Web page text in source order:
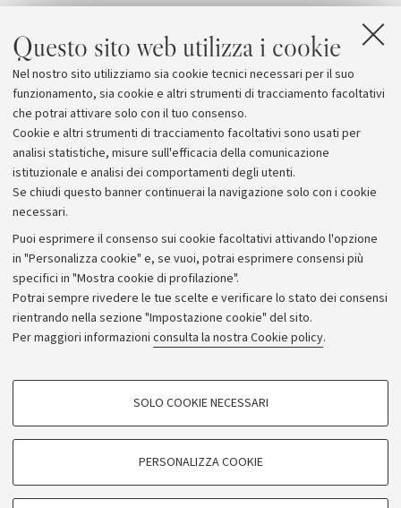
Questo sito web utilizza i cookie
Nel nostro sito utilizziamo sia cookie tecnici necessari per il suo
funzionamento, sia cookie e altri strumenti di tracciamento facoltativi
che potrai attivare solo con il tuo consenso.
Cookie e altri strumenti di tracciamento facoltativi sono usati per
analisi statistiche, misure sull'efficacia della comunicazione
istituzionale e analisi dei comportamenti degli utenti.
Se chiudi questo banner continuerai la navigazione solo con i cookie
necessari.
Puoi esprimere il consenso sui cookie facoltativi attivando l'opzione
in "Personalizza cookie" e, se vuoi, potrai esprimere consensi più
specifici in "Mostra cookie di profilazione".
Potrai sempre rivedere le tue scelte e verificare lo stato dei consensi
rientrando nella sezione "Impostazione cookie" del sito.
Per maggiori informazioni consulta la nostra Cookie policy.
COOKIE DI PROFILAZIONE - FACOLTATIVI
SOLO COOKIE NECESSARI
PERSONALIZZA COOKIE
Allegati
Lettera del Rettore a tutto il personale
Archivio
Comunicati stampa
Redazione
Rassegna stampa
© Copyright 2026 - ALMA MATER STUDIORUM - Università di
Bologna - Via Zamboni, 33 - 40126 Bologna - PI: 01131710376 -